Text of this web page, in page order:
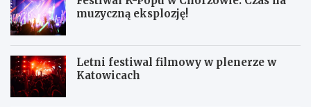
muzyczną eksplozję!
Letni festiwal filmowy w plenerze w
Katowicach